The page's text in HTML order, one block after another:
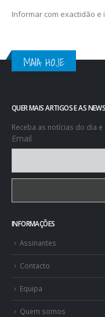
Informar com exactidão e
MAIA HOJE
QUER MAIS ARTIGOS E AS
Receba as notícias do dia
Email
INFORMAÇÕES
Assinantes
Contacto
Equipa
Quem somos